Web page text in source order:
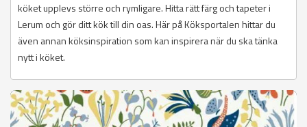
köket upplevs större och rymligare. Hitta rätt färg och tapeter i
Lerum och gör ditt kök till din oas. Här på Köksportalen hittar du
även annan köksinspiration som kan inspirera när du ska tänka
nytt i köket.